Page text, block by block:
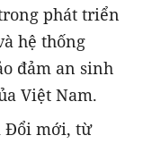
phát triển
hệ thống
đảm an sinh
Việt Nam.
Đổi mới, từ